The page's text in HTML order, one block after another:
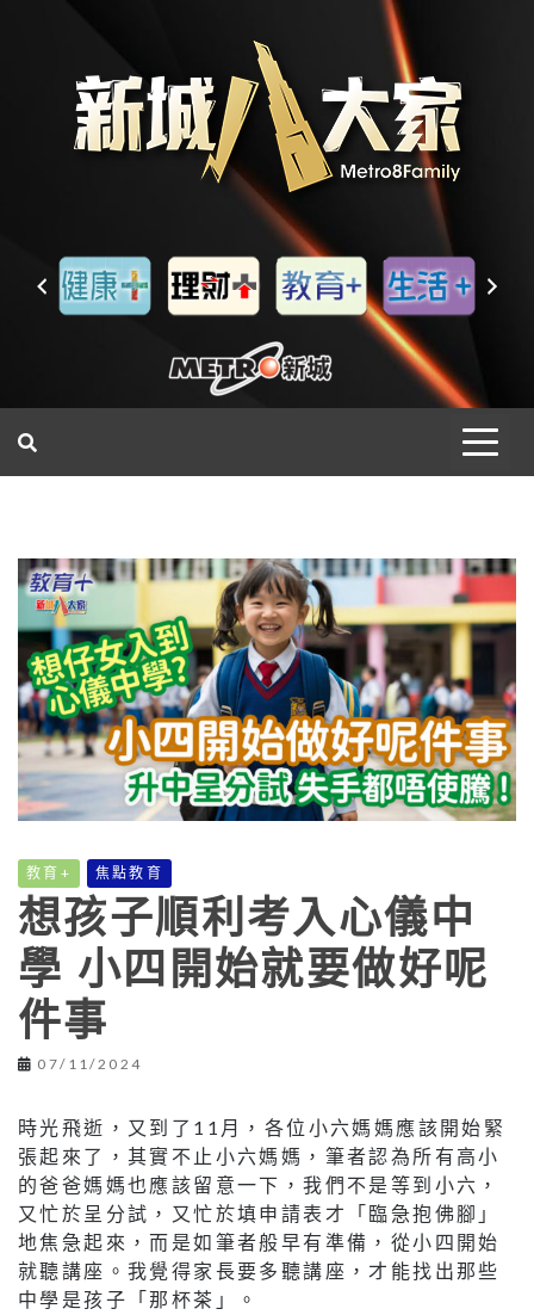
教育+ 焦點教育
想孩子順利考入心儀中
學 小四開始就要做好呢
件事
07/11/2024
時光飛逝，又到了11月，各位小六媽媽應該開始緊
張起來了，其實不止小六媽媽，筆者認為所有高小
的爸爸媽媽也應該留意一下，我們不是等到小六，
又忙於呈分試，又忙於填申請表才「臨急抱佛腳」
地焦急起來，而是如筆者般早有準備，從小四開始
就聽講座。我覺得家長要多聽講座，才能找出那些
中學是孩子「那杯茶」。